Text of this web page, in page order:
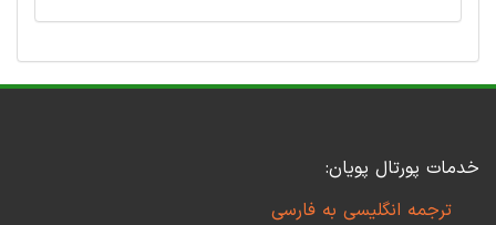
خدمات پورتال پویان:
ترجمه انگلیسی به فارسی